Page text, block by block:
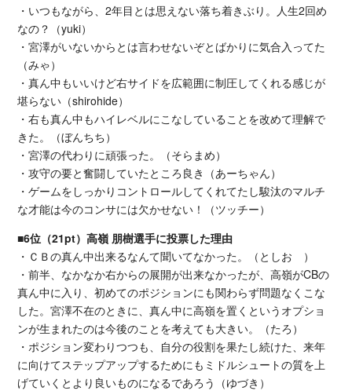
・いつもながら、2年目とは思えない落ち着きぶり。人生2回め
なの？（yuki）
・宮澤がいないからとは言わせないぞとばかりに気合入ってた
（みゃ）
・真ん中もいいけど右サイドを広範囲に制圧してくれる感じが
堪らない（shirohide）
・右も真ん中もハイレベルにこなしていることを改めて理解で
きた。（ぼんちち）
・宮澤の代わりに頑張った。（そらまめ）
・攻守の要と奮闘していたところ良き（あーちゃん）
・ゲームをしっかりコントロールしてくれてたし駿汰のマルチ
な才能は今のコンサには欠かせない！（ツッチー）
■6位（21pt）高嶺 朋樹選手に投票した理由
・ＣＢの真ん中出来るなんて聞いてなかった。（としお ）
・前半、なかなか右からの展開が出来なかったが、高嶺がCBの
真ん中に入り、初めてのポジションにも関わらず問題なくこな
した。宮澤不在のときに、真ん中に高嶺を置くというオプショ
ンが生まれたのは今後のことを考えても大きい。（たろ）
・ポジション変わりつつも、自分の役割を果たし続けた、来年
に向けてステップアップするためにもミドルシュートの質を上
げていくとより良いものになるであろう（ゆづき）